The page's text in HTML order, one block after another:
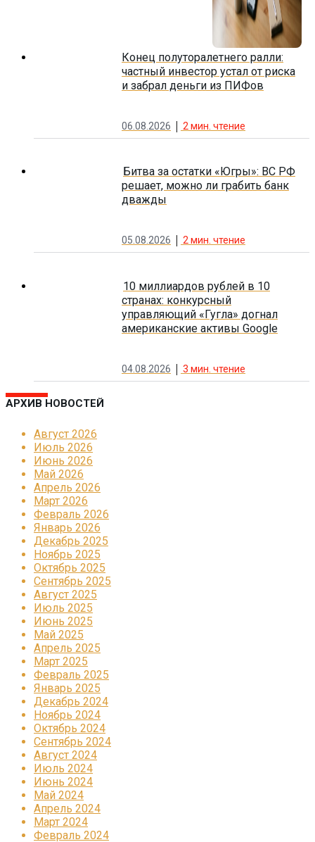
Конец полуторалетнего ралли:
частный инвестор устал от риска
и забрал деньги из ПИФов
06.08.2026 2 мин. чтение
Битва за остатки «Югры»: ВС РФ
решает, можно ли грабить банк
дважды
05.08.2026 2мин. чтение
10 миллиардов рублей в 10
странах: конкурсный
управляющий «Гугла» догнал
американские активы Google
04.08.2026 3 мин. чтение
АРХИВ НОВОСТЕЙ
Август 2026
Июль 2026
Июнь 2026
Май 2026
Апрель 2026
Март 2026
Февраль 2026
Январь 2026
Декабрь 2025
Ноябрь 2025
Октябрь 2025
Сентябрь 2025
Август 2025
Июль 2025
Июнь 2025
Май 2025
Апрель 2025
Март 2025
Февраль 2025
Январь 2025
Декабрь 2024
Ноябрь 2024
Октябрь 2024
Сентябрь 2024
Август 2024
Июль 2024
Июнь 2024
Май 2024
Апрель 2024
Март 2024
Февраль 2024